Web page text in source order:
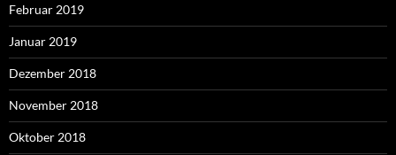
Februar 2019
Januar 2019
Dezember 2018
November 2018
Oktober 2018